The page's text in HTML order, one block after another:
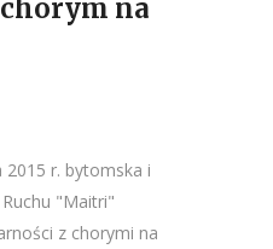
na
2015 r. bytomska i
"Maitri"
z chorymi na